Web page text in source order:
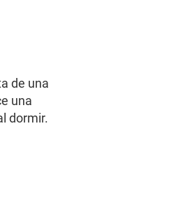
de una
una
dormir.